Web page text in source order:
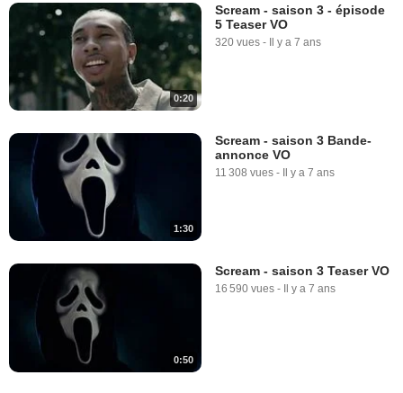
0:20
Scream - saison 3 - épisode
5 Teaser VO
320 vues - Il y a 7 ans
1:30
Scream - saison 3 Bande-
annonce VO
11 308 vues - Il y a 7 ans
0:50
Scream - saison 3 Teaser VO
16 590 vues - Il y a 7 ans